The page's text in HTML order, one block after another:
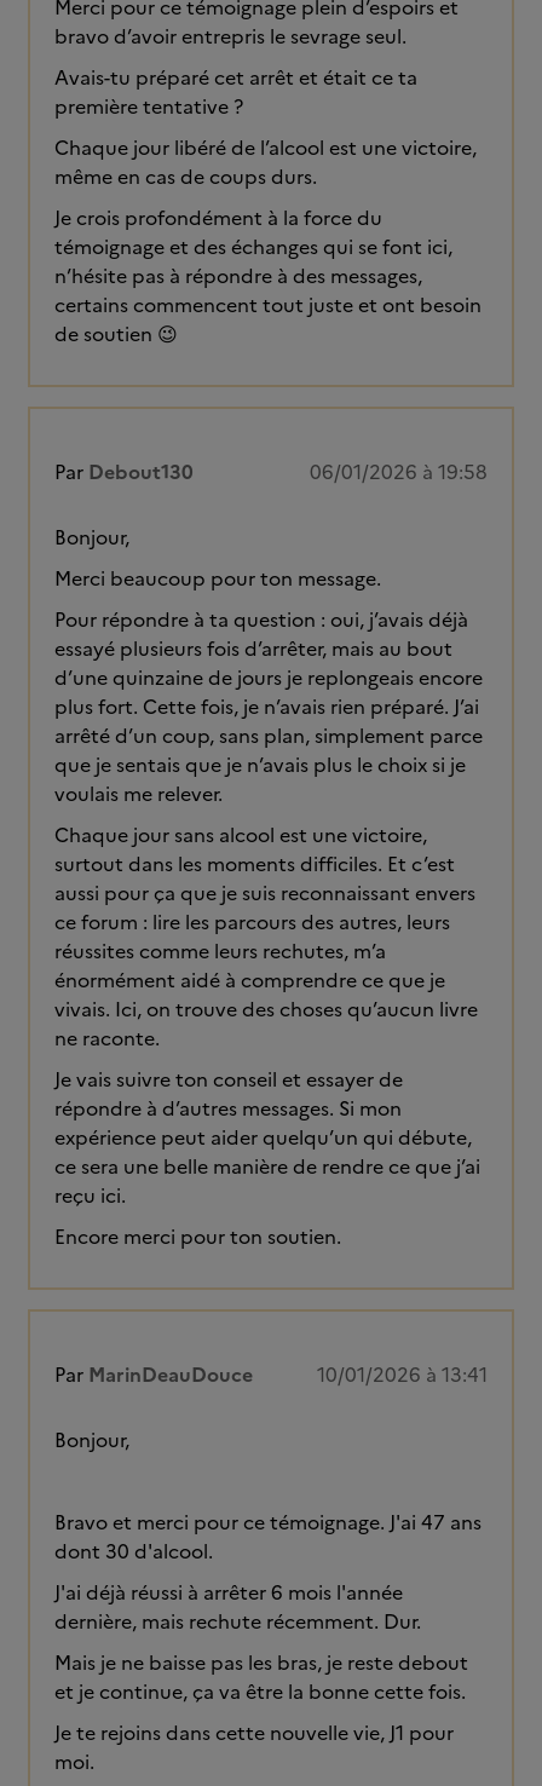
Merci pour ce témoignage plein d’espoirs et
bravo d’avoir entrepris le sevrage seul.
Avais-tu préparé cet arrêt et était ce ta
première tentative ?
Chaque jour libéré de l’alcool est une victoire,
même en cas de coups durs.
Je crois profondément à la force du
témoignage et des échanges qui se font ici,
n’hésite pas à répondre à des messages,
certains commencent tout juste et ont besoin
de soutien 😉
Par Debout130 06/01/2026 à 19:58
Bonjour,
Merci beaucoup pour ton message.
Pour répondre à ta question : oui, j’avais déjà
essayé plusieurs fois d’arrêter, mais au bout
d’une quinzaine de jours je replongeais encore
plus fort. Cette fois, je n’avais rien préparé. J’ai
arrêté d’un coup, sans plan, simplement parce
que je sentais que je n’avais plus le choix si je
voulais me relever.
Chaque jour sans alcool est une victoire,
surtout dans les moments difficiles. Et c’est
aussi pour ça que je suis reconnaissant envers
ce forum : lire les parcours des autres, leurs
réussites comme leurs rechutes, m’a
énormément aidé à comprendre ce que je
vivais. Ici, on trouve des choses qu’aucun livre
ne raconte.
Je vais suivre ton conseil et essayer de
répondre à d’autres messages. Si mon
expérience peut aider quelqu’un qui débute,
ce sera une belle manière de rendre ce que j’ai
reçu ici.
Encore merci pour ton soutien.
Par MarinDeauDouce 10/01/2026 à 13:41
Bonjour,
Bravo et merci pour ce témoignage. J'ai 47 ans
dont 30 d'alcool.
J'ai déjà réussi à arrêter 6 mois l'année
dernière, mais rechute récemment. Dur.
Mais je ne baisse pas les bras, je reste debout
et je continue, ça va être la bonne cette fois.
Je te rejoins dans cette nouvelle vie, J1 pour
moi.